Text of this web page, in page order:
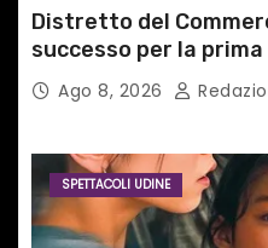
Distretto del
successo per la
del territorio
Ago 8, 2026
SPETTACOLI UDINE